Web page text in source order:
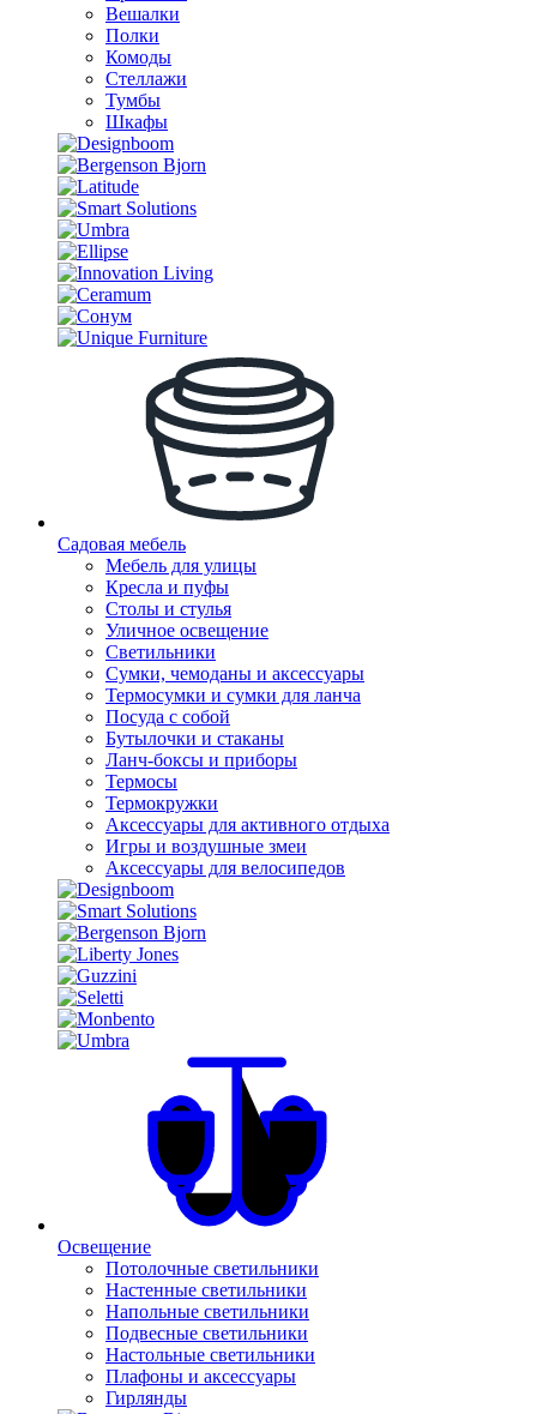
Вешалки
Полки
Комоды
Стеллажи
Тумбы
Шкафы
Садовая мебель
Мебель для улицы
Кресла и пуфы
Столы и стулья
Уличное освещение
Светильники
Сумки, чемоданы и аксессуары
Термосумки и сумки для ланча
Посуда с собой
Бутылочки и стаканы
Ланч-боксы и приборы
Термосы
Термокружки
Аксессуары для активного отдыха
Игры и воздушные змеи
Аксессуары для велосипедов
Освещение
Потолочные светильники
Настенные светильники
Напольные светильники
Подвесные светильники
Настольные светильники
Плафоны и аксессуары
Гирлянды